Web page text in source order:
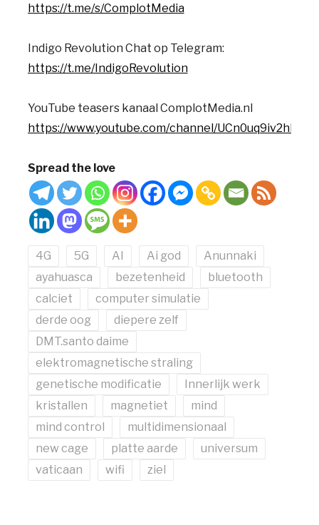
https://t.me/s/ComplotMedia
Indigo Revolution Chat op Telegram:
https://t.me/IndigoRevolution
YouTube teasers kanaal ComplotMedia.nl
https://www.youtube.com/channel/
Spread the love
4G 5G AI Ai god
Anunnaki
ayahuasca
bezetenheid
bluetooth
calciet
computer simulatie
derde oog
diepere zelf
DMT.santo daime
elektromagnetische straling
genetische modificatie
Innerlijk werk
kristallen
magnetiet
mind
mind control
multidimensionaal
new cage
platte aarde
universum
vaticaan
wifi ziel